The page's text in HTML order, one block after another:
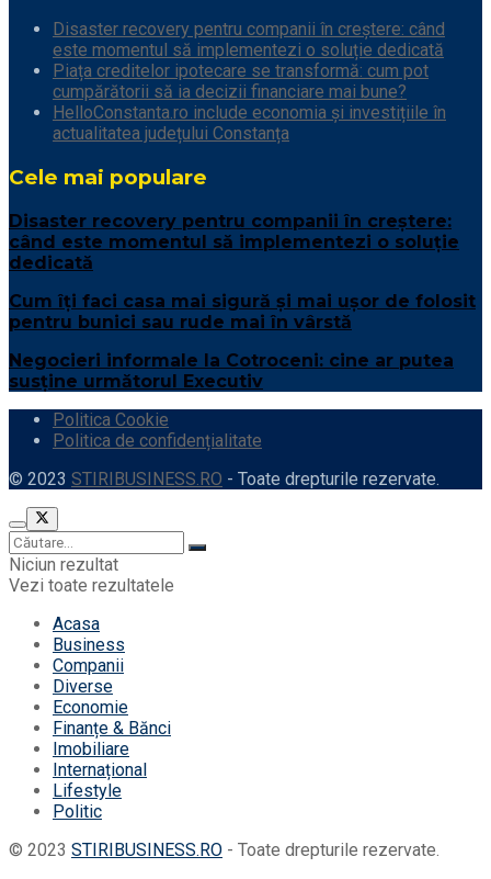
Disaster recovery pentru companii în creștere: când
este momentul să implementezi o soluție dedicată
Piața creditelor ipotecare se transformă: cum pot
cumpărătorii să ia decizii financiare mai bune?
HelloConstanta.ro include economia și investițiile în
actualitatea județului Constanța
Cele mai populare
Disaster recovery pentru companii în creștere:
când este momentul să implementezi o soluție
dedicată
Cum îți faci casa mai sigură și mai ușor de folosit
pentru bunici sau rude mai în vârstă
Negocieri informale la Cotroceni: cine ar putea
susține următorul Executiv
Politica Cookie
Politica de confidențialitate
© 2023 STIRIBUSINESS.RO - Toate drepturile rezervate.
Niciun rezultat
Vezi toate rezultatele
Acasa
Business
Companii
Diverse
Economie
Finanțe & Bănci
Imobiliare
Internațional
Lifestyle
Politic
© 2023 STIRIBUSINESS.RO - Toate drepturile rezervate.